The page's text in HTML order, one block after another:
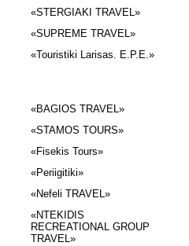
«STERGIAKI TRAVEL»
«SUPREME TRAVEL»
«Touristiki Larisas. E.P.E.»
«BAGIOS TRAVEL»
«STAMOS TOURS»
«Fisekis Tours»
«Periigitiki»
«Νefeli TRAVEL»
«NTEKIDIS
RECREATIONAL GROUP
TRAVEL»